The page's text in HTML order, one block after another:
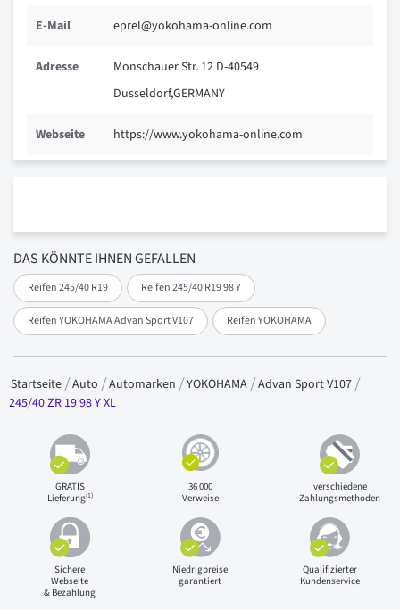
DAS KÖNNTE IHNEN GEFALLEN
Reifen 245/40 R19 Reifen 245/40 R19 98 Y
Reifen YOKOHAMA Advan Sport V107 Reifen YOKOHAMA
E-Mail eprel@yokohama-online.com
Adresse
Monschauer Str. 12 D-40549
Dusseldorf,GERMANY
Webseite https://www.yokohama-online.com
Startseite Auto Automarken YOKOHAMA Advan Sport V107
245/40 ZR 19 98 Y XL
GRATIS
Lieferung(1)
36 000
Verweise
verschiedene
Zahlungsmethoden
Sichere
Webseite
& Bezahlung
Niedrigpreise
garantiert
Qualifizierter
Kundenservice